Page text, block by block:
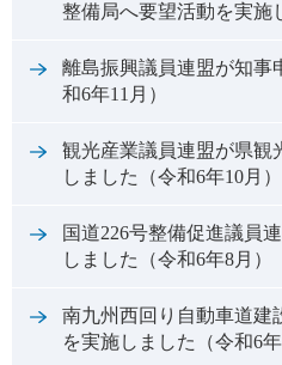
整備局へ要望活動を実施
離島振興議員連盟が知事
和6年11月）
観光産業議員連盟が県観
しました（令和6年10月）
国道226号整備促進議員
しました（令和6年8月）
南九州西回り自動車道建
を実施しました（令和6年